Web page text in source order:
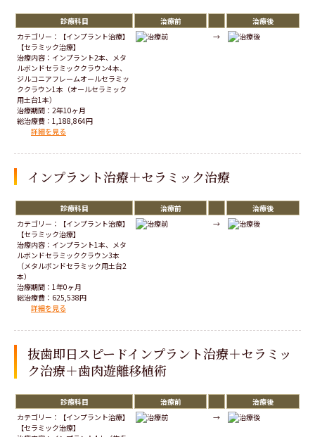
診療科目 治療前
治療後
カテゴリー：【インプラント治療】
【セラミック治療】
治療内容：インプラント2本、メタ
ルボンドセラミッククラウン4本、
ジルコニアフレームオールセラミッ
ククラウン1本（オールセラミック
用土台1本）
治療期間：2年10ヶ月
総治療費：1,188,864円
詳細を見る
→
インプラント治療＋セラミック治療
診療科目 治療前
治療後
カテゴリー：【インプラント治療】
【セラミック治療】
治療内容：インプラント1本、メタ
ルボンドセラミッククラウン3本
（メタルボンドセラミック用土台2
本）
治療期間：1年0ヶ月
総治療費：625,538円
詳細を見る
→
抜歯即日スピードインプラント治療＋セラミッ
ク治療＋歯肉遊離移植術
診療科目 治療前
治療後
カテゴリー：【インプラント治療】
【セラミック治療】
→